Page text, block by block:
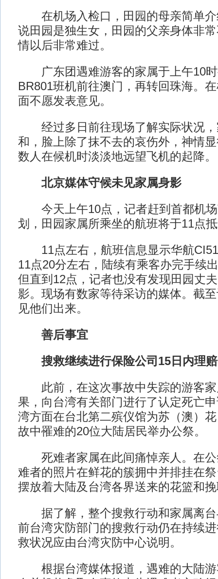
在机场入检口，田园的母亲简单介
说田园是独生女，田园的父亲身体非
情以后非常难过。
广东团遇难游客的家属于上午10时
BR801班机前往澳门，再转回珠海。
面不愿发表意见。
经过多日前往现场了解实际状况，
和，脸上除了抹不去的哀伤外，神情
数人在候机时淡淡地远望飞机的起降。
北京媒体守候未见家属身影
今天上午10点，记者赶到首都机场
划，田园家属所乘坐的航班将于11点
11点左右，航班信息显示华航
11点20分左右，陆续有乘客办完手续
但直到12点，记者也没有发现田园丈
影。现场有数家等待采访的媒体。截
见他们出来。
善后事宜
搜救继续进行保险公司15日内理赔
此前，在这次事故中失踪的游客家
果，向台湾有关部门进行了认定死亡
湾方面在台北第二殡仪馆为苏（澳）
故中罹难的20位大陆居民举办公祭。
死难者家属在此间痛悼亲人。在公
难者的照片在鲜花的簇拥中并排挂在
摆放着大陆及台湾各界送来的花篮和
据了解，整个搜救行动和家属离台
前台湾灾防部门的搜救行动仍在持续
救状况应由台湾灾防中心说明。
根据台湾媒体报道，遇难的大陆游